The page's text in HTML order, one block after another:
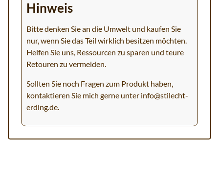
Hinweis
Bitte denken Sie an die Umwelt und kaufen Sie
nur, wenn Sie das Teil wirklich besitzen möchten.
Helfen Sie uns, Ressourcen zu sparen und teure
Retouren zu vermeiden.
Sollten Sie noch Fragen zum Produkt haben,
kontaktieren Sie mich gerne unter info@stilecht-
erding.de.